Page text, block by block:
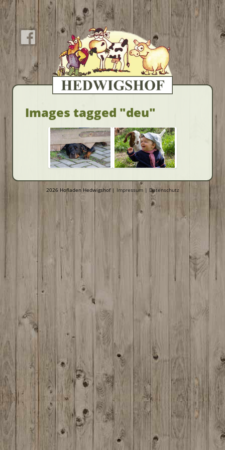
Images tagged "deu"
2026 Hofladen Hedwigshof | Impressum| Datenschutz